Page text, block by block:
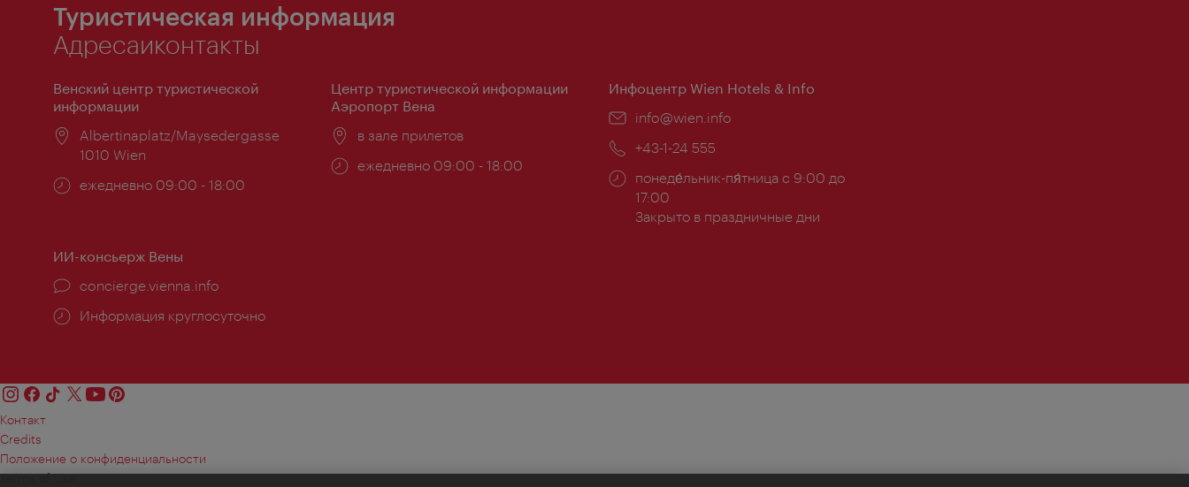
Туристическая информация
Адресаиконтакты
Венский центр туристической
информации
Расположение:
Albertinaplatz/Maysedergasse
1010 Wien
Часы
ежедневно 09:00 - 18:00
Центр туристической информации
Аэропорт Вена
Расположение:
в зале прилетов
Часы
ежедневно 09:00 - 18:00
Инфоцентр Wien Hotels & Info
Эл.
info@wien.info
Телефон:
+43-1-24 555
Часы
работы:
понеде́льник-пя́тница с 9:00 до
17:00
Закрыто в праздничные дни
ИИ-консьерж Вены
concierge.vienna.info
Информация круглосуточно
Контакт
Credits
Положение о конфиденциальности
Terms of Use